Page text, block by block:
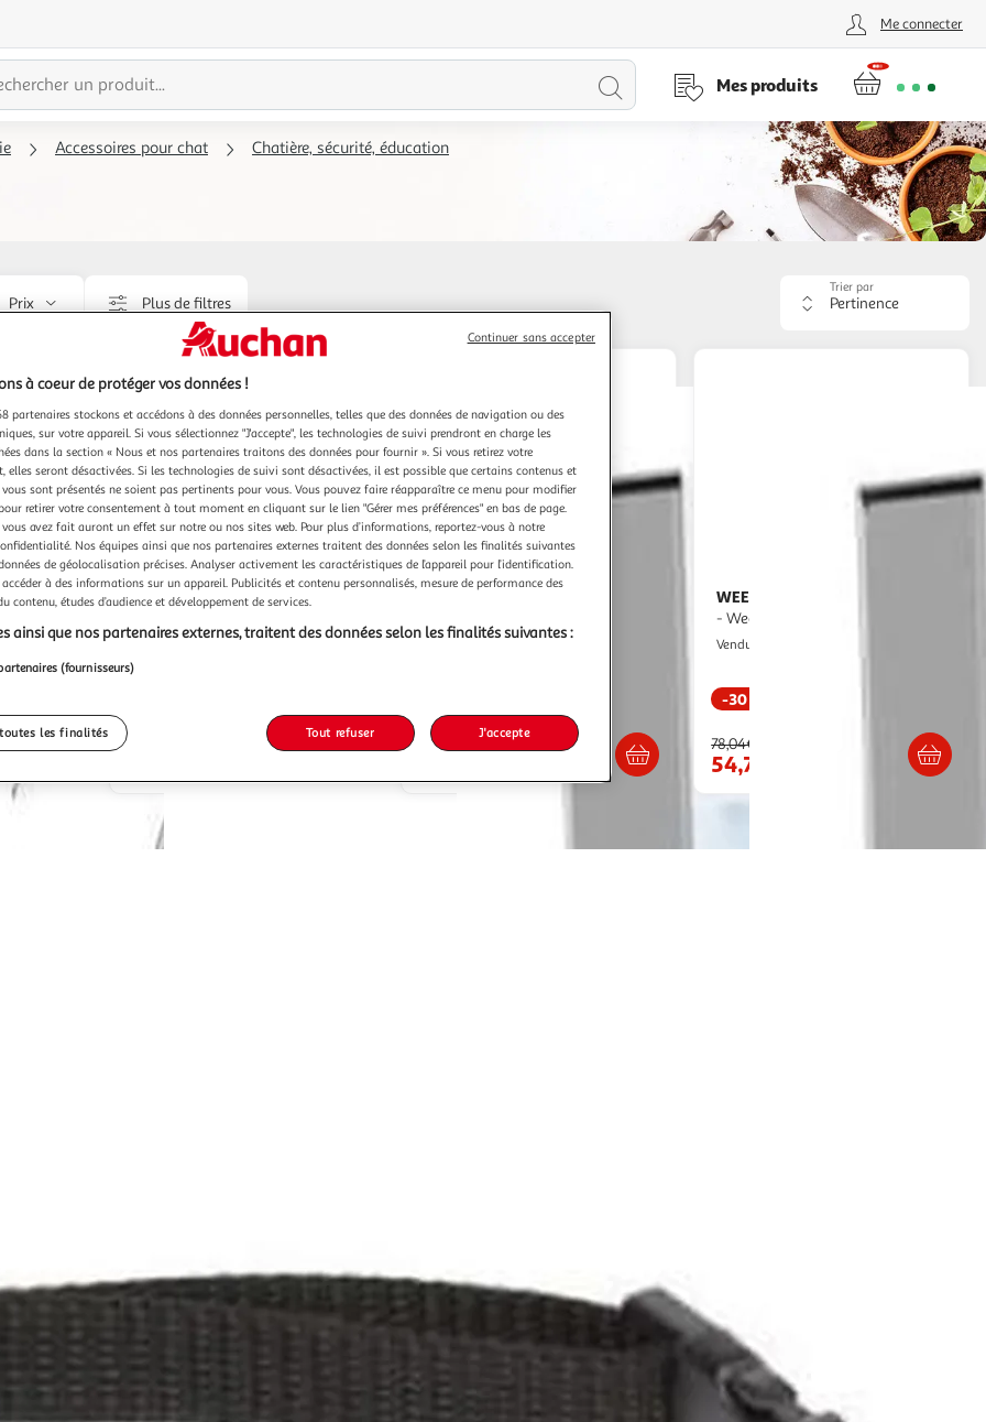
Me connecter
Lancer
recherche
Mes produits
Accessoires pour chat Chatière, sécurité, éducation
Prix Plus de filtres
Appliquer
Trier par
TrixieTRIXIE Filet de protection
Multishop
26,99€
21,78€
WEENECT
Livraison dès 7/8 jours
78,55€
WEENECT
- Weenect XS (White Edition 2023)
Vendu par
-30 %
78,04€
54,77€
à coeur de protéger vos données !
partenaires stockons et accédons à des données personnelles, telles que des données de navigation ou des
sur votre appareil. Si vous sélectionnez "J'accepte", les technologies de suivi prendront en charge les
dans la section « Nous et nos partenaires traitons des données pour fournir ». Si vous retirez votre
elles seront désactivées. Si les technologies de suivi sont désactivées, il est possible que certains contenus et
sont présentés ne soient pas pertinents pour vous. Vous pouvez faire réapparaître ce menu pour modifier
retirer votre consentement à tout moment en cliquant sur le lien "Gérer mes préférences" en bas de page.
vous avez fait auront un effet sur notre ou nos sites web. Pour plus d’informations, reportez-vous à notre
Nos équipes ainsi que nos partenaires externes traitent des données selon les finalités suivantes
de géolocalisation précises. Analyser activement les caractéristiques de l’appareil pour l’identification.
à des informations sur un appareil. Publicités et contenu personnalisés, mesure de performance des
contenu, études d’audience et développement de services.
ainsi que nos partenaires externes, traitent des données selon les finalités suivantes :
(fournisseurs)
les finalités Tout refuser J'accepte
Continuer sans accepter